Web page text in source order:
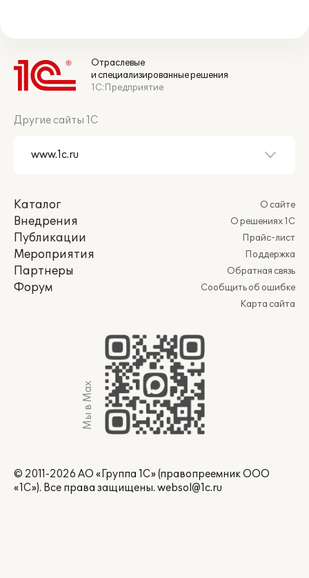
Отраслевые
и специализированные решения
1С:Предприятие
Другие сайты 1С
Каталог
Внедрения
Публикации
Мероприятия
Партнеры
Форум
О сайте
О решениях 1С
Прайс-лист
Поддержка
Обратная связь
Сообщить об ошибке
Карта сайта
Мы в Max
© 2011-2026 АО «Группа 1С» (правопреемник ООО
«1С»). Все права защищены. websol@1c.ru